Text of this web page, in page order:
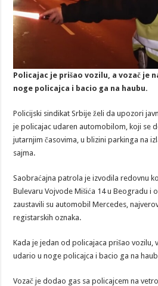
Policajac je prišao vozilu, a vozač je
noge policajca i bacio ga na haubu.
Policijski sindikat Srbije želi da upozori
je policajac udaren automobilom, koji se
jutarnjim časovima, u blizini parkinga na
sajma.
Saobraćajna patrola je izvodila redovnu
Bulevaru Vojvode Mišića 14 u Beogradu i
zaustavili su automobil Mercedes,
registarskih oznaka.
Kada je jedan od policajaca prišao vozilu,
udario u noge policajca i bacio ga na
Vozač je dodao gas sa policajcem na